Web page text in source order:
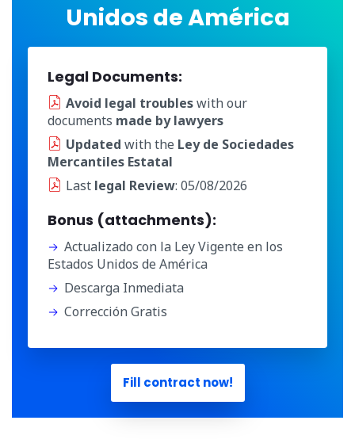
Unidos de América
Legal Documents:
Avoid legal troubleswith our
documents made by lawyers
Updated with the Ley de Sociedades
Mercantiles Estatal
Last legal Review: 05/08/2026
Bonus (attachments):
Actualizado con la Ley Vigente en los
Estados Unidos de América
Descarga Inmediata
Corrección Gratis
Fill contract now!